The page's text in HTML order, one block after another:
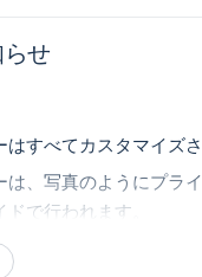
のためのカメラまたは
用の薬
または身分証明書（特
せ
すべてカスタマイズさ
は、写真のようにプラ
で行われます。